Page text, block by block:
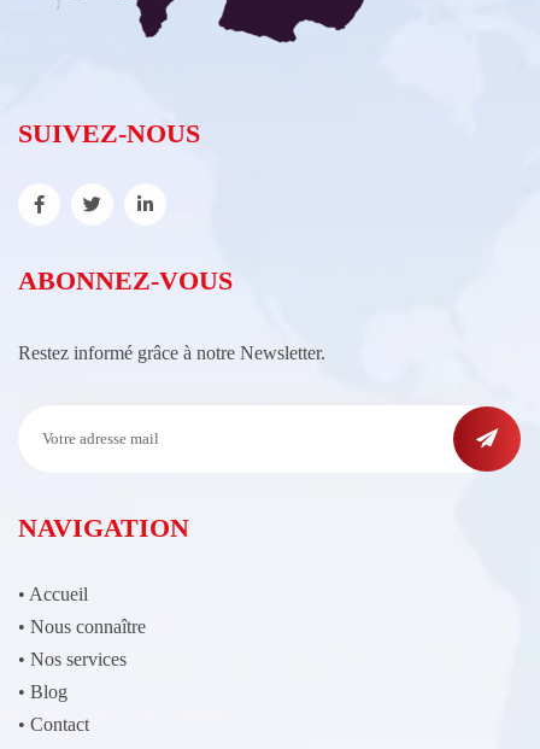
SUIVEZ-NOUS
ABONNEZ-VOUS
Restez informé grâce à notre Newsletter.
NAVIGATION
• Accueil
• Nous connaître
• Nos services
• Blog
• Contact